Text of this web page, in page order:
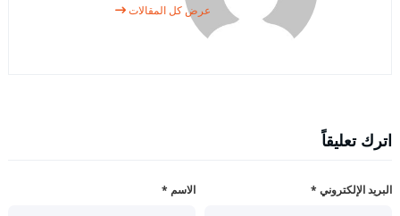
عرض كل المقالات
اترك تعليقاً
الاسم * البريد الإلكتروني *